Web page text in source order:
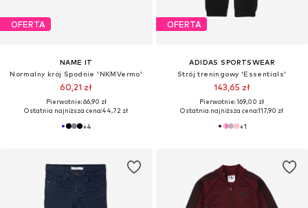
OFERTA
NAME IT
Normalny krój Spodnie 'NKMVermo'
60,21 zł
Pierwotnie: 66,90 zł
Ostatnia najniższa cena:44,72 zł
+4
OFERTA
ADIDAS SPORTSWEAR
Strój treningowy 'Essentials'
143,65 zł
Pierwotnie: 169,00 zł
Ostatnia najniższa cena:117,90 zł
+1